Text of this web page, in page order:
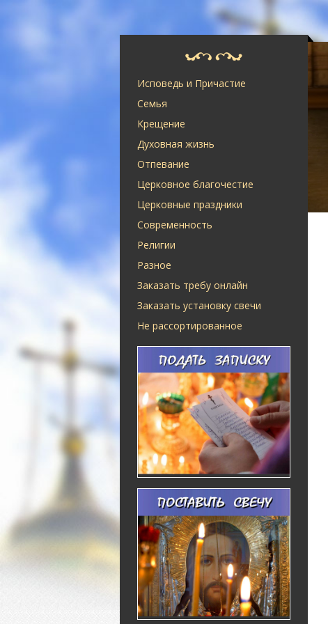
Исповедь и Причастие
Семья
Крещение
Духовная жизнь
Отпевание
Церковное благочестие
Церковные праздники
Современность
Религии
Разное
Заказать требу онлайн
Заказать установку свечи
Не рассортированное